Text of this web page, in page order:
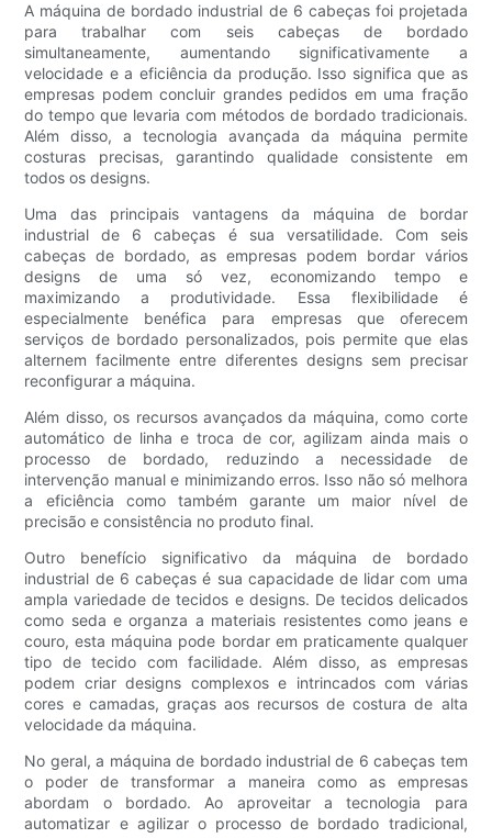
A máquina de bordado industrial de 6 cabeças foi projetada
para trabalhar com seis cabeças de bordado
simultaneamente, aumentando significativamente a
velocidade e a eficiência da produção. Isso significa que as
empresas podem concluir grandes pedidos em uma fração
do tempo que levaria com métodos de bordado tradicionais.
Além disso, a tecnologia avançada da máquina permite
costuras precisas, garantindo qualidade consistente em
todos os designs.
Uma das principais vantagens da máquina de bordar
industrial de 6 cabeças é sua versatilidade. Com seis
cabeças de bordado, as empresas podem bordar vários
designs de uma só vez, economizando tempo e
maximizando a produtividade. Essa flexibilidade é
especialmente benéfica para empresas que oferecem
serviços de bordado personalizados, pois permite que elas
alternem facilmente entre diferentes designs sem precisar
reconfigurar a máquina.
Além disso, os recursos avançados da máquina, como corte
automático de linha e troca de cor, agilizam ainda mais o
processo de bordado, reduzindo a necessidade de
intervenção manual e minimizando erros. Isso não só melhora
a eficiência como também garante um maior nível de
precisão e consistência no produto final.
Outro benefício significativo da máquina de bordado
industrial de 6 cabeças é sua capacidade de lidar com uma
ampla variedade de tecidos e designs. De tecidos delicados
como seda e organza a materiais resistentes como jeans e
couro, esta máquina pode bordar em praticamente qualquer
tipo de tecido com facilidade. Além disso, as empresas
podem criar designs complexos e intrincados com várias
cores e camadas, graças aos recursos de costura de alta
velocidade da máquina.
No geral, a máquina de bordado industrial de 6 cabeças tem
o poder de transformar a maneira como as empresas
abordam o bordado. Ao aproveitar a tecnologia para
automatizar e agilizar o processo de bordado tradicional,